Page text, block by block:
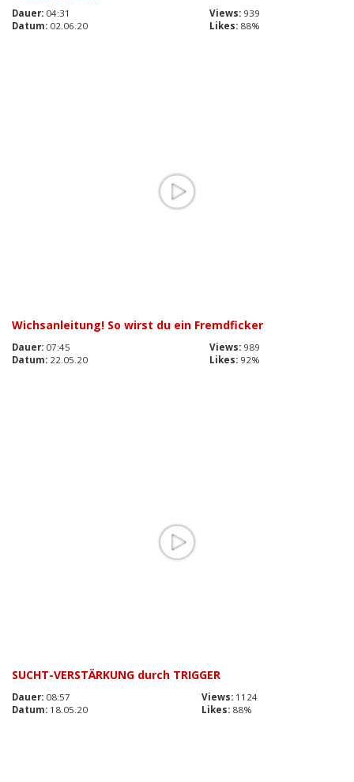
Dauer: 04:31 Views: 939
Datum: 02.06.20 Likes: 88%
Wichsanleitung! So wirst du ein Fremdficker
Dauer: 07:45 Views: 989
Datum: 22.05.20 Likes: 92%
SUCHT-VERSTÄRKUNG durch TRIGGER
Dauer: 08:57 Views: 1124
Datum: 18.05.20 Likes: 88%